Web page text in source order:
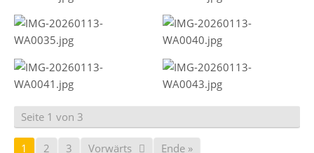
Seite 1 von 3
1 2 3 Vorwärts Ende »